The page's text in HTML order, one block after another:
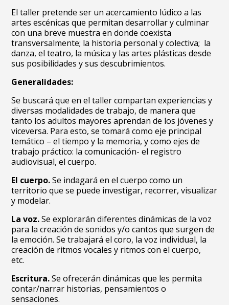
El taller pretende ser un acercamiento lúdico a las
artes escénicas que permitan desarrollar y culminar
con una breve muestra en donde coexista
transversalmente; la historia personal y colectiva; la
danza, el teatro, la música y las artes plásticas desde
sus posibilidades y sus descubrimientos.
Generalidades:
Se buscará que en el taller compartan experiencias y
diversas modalidades de trabajo, de manera que
tanto los adultos mayores aprendan de los jóvenes y
viceversa. Para esto, se tomará como eje principal
temático – el tiempo y la memoria, y como ejes de
trabajo práctico: la comunicación- el registro
audiovisual, el cuerpo.
El cuerpo.Se indagará en el cuerpo como un
territorio que se puede investigar, recorrer, visualizar
y modelar.
La voz.Se explorarán diferentes dinámicas de la voz
para la creación de sonidos y/o cantos que surgen de
la emoción. Se trabajará el coro, la voz individual, la
creación de ritmos vocales y ritmos con el cuerpo,
etc.
Escritura.Se ofrecerán dinámicas que les permita
contar/narrar historias, pensamientos o
sensaciones.